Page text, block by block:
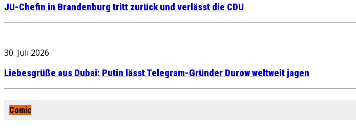
JU-Chefin in Brandenburg tritt zurück und verlässt die CDU
30. Juli 2026
Liebesgrüße aus Dubai: Putin lässt Telegram-Gründer Durow weltweit jagen
Comic